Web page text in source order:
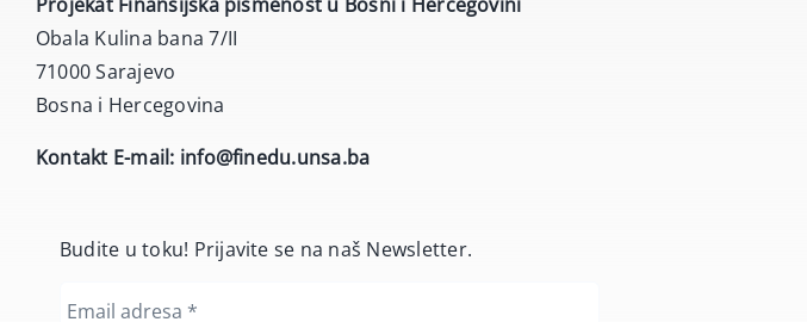
Obala Kulina bana 7/II
71000 Sarajevo
Bosna i Hercegovina
Kontakt E-mail: info@finedu.unsa.ba
Budite u toku! Prijavite se na naš Newsletter.